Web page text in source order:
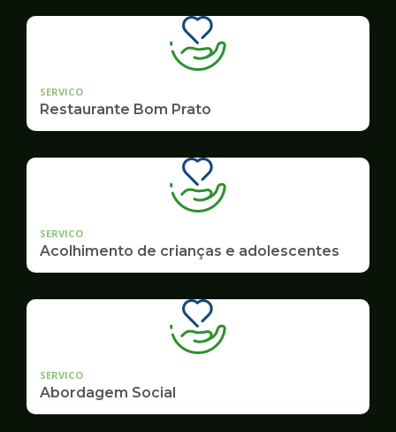
SERVICO
Restaurante Bom Prato
SERVICO
Acolhimento de crianças e adolescentes
SERVICO
Abordagem Social